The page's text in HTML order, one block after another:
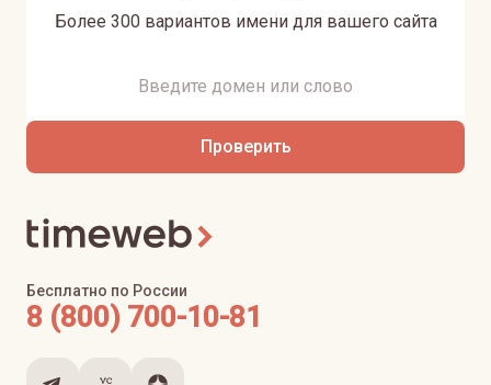
Более 300 вариантов имени для вашего сайта
Проверить
Бесплатно по России
8 (800) 700-10-81